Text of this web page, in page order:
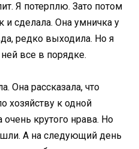
Я потерплю. Зато потом
и сделала. Она умничка у
редко выходила. Но я
все в порядке.
Она рассказала, что
хозяйству к одной
очень крутого нрава. Но
А на следующий день